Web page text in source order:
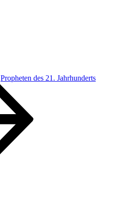
Propheten des 21. Jahrhunderts